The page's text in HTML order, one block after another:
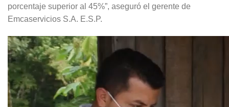
porcentaje superior al 45%”, aseguró el gerente de
Emcaservicios S.A. E.S.P.